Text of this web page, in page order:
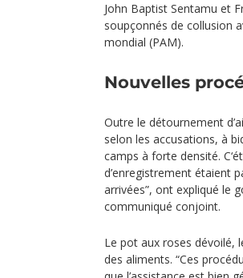
John Baptist Sentamu et
soupçonnés de collusion
mondial (PAM).
Nouvelles
Outre le détournement
selon les accusations, à
camps à forte densité.
d’enregistrement étaient
arrivées”, ont expliqué le
communiqué conjoint.
Le pot aux roses dévoilé,
des aliments. “Ces